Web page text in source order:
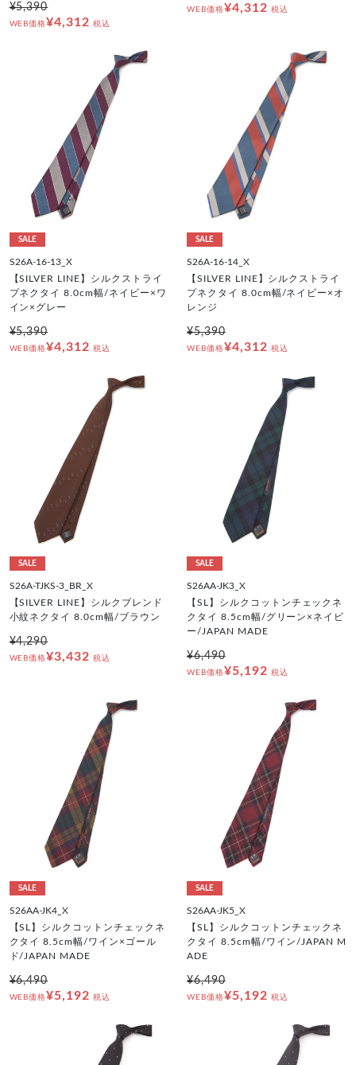
¥5,390
WEB価格¥4,312 税込
WEB価格¥4,312 税込
SALE
S26A-16-13_X
【SILVER LINE】シルクストライ
プネクタイ 8.0cm幅/ネイビー×ワ
イン×グレー
¥5,390
WEB価格¥4,312 税込
SALE
S26A-16-14_X
【SILVER LINE】シルクストライ
プネクタイ 8.0cm幅/ネイビー×オ
レンジ
¥5,390
WEB価格¥4,312 税込
SALE
S26A-TJKS-3_BR_X
【SILVER LINE】シルクブレンド
小紋ネクタイ 8.0cm幅/ブラウン
¥4,290
WEB価格¥3,432 税込
SALE
S26AA-JK3_X
【SL】シルクコットンチェックネ
クタイ 8.5cm幅/グリーン×ネイビ
ー/JAPAN MADE
¥6,490
WEB価格¥5,192 税込
SALE
S26AA-JK4_X
【SL】シルクコットンチェックネ
クタイ 8.5cm幅/ワイン×ゴール
ド/JAPAN MADE
¥6,490
WEB価格¥5,192 税込
SALE
S26AA-JK5_X
【SL】シルクコットンチェックネ
クタイ 8.5cm幅/ワイン/JAPAN M
ADE
¥6,490
WEB価格¥5,192 税込